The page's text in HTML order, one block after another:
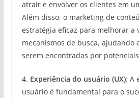
atrair e envolver os clientes em
Além disso, o marketing de
estratégia eficaz para melhorar a
mecanismos de busca, ajudando
serem encontradas por
4. Experiência do usuário (UX): A
usuário é fundamental para o